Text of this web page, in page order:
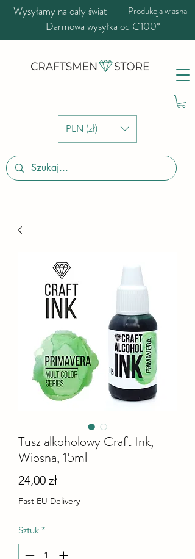
PLN (zł)
Wysyłamy na cały świat Produkcja własna
Darmowa wysyłka od €100*
Tusz alkoholowy Craft Ink,
Wiosna, 15ml
24,00 złCena
Fast EU Delivery
Sztuk *